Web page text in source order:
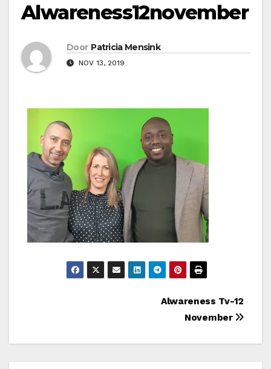
Alwareness12november
Door Patricia Mensink
NOV 13, 2019
Alwareness Tv-12
November